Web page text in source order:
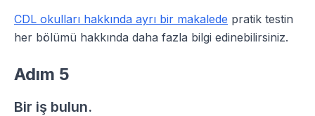
CDL okulları hakkında ayrı bir makalede pratik testin
her bölümü hakkında daha fazla bilgi edinebilirsiniz.
Adım 5
Bir iş bulun.